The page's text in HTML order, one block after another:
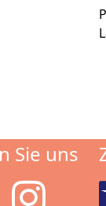
Sie uns